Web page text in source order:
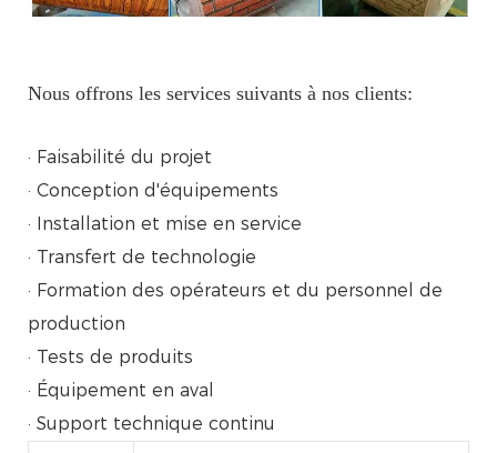
Nous offrons les services suivants à nos clients:
· Faisabilité du projet
· Conception d'équipements
· Installation et mise en service
· Transfert de technologie
· Formation des opérateurs et du personnel de
production
· Tests de produits
· Équipement en aval
· Support technique continu